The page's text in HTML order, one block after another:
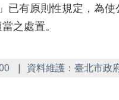
已有原則性規定，為
之處置。
資料維護：臺北市政